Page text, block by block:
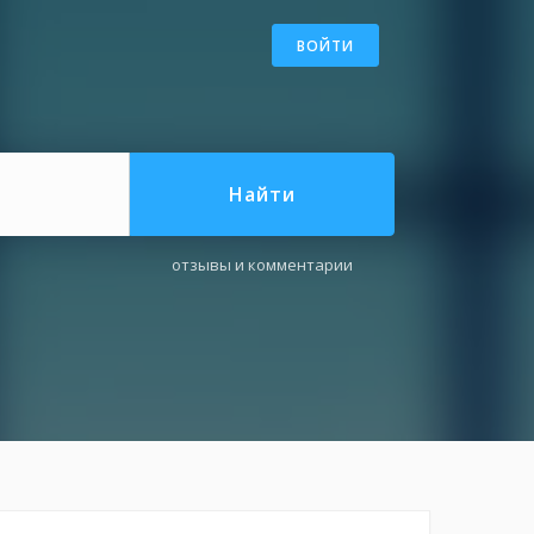
ВОЙТИ
Найти
отзывы и комментарии